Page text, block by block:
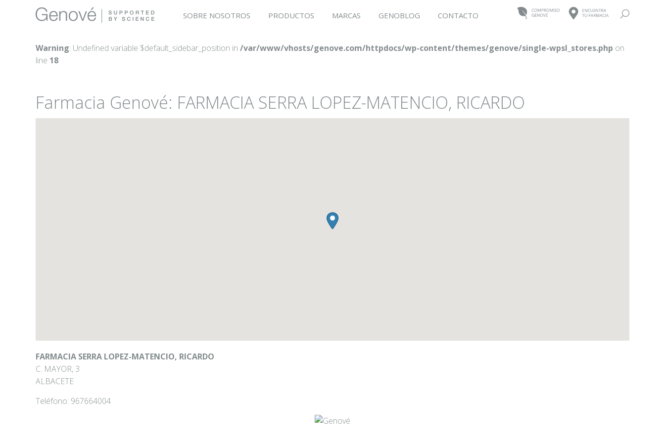
SOBRE NOSOTROS PRODUCTOS MARCAS GENOBLOG CONTACTO Buscar:
Warning: Undefined variable $default_sidebar_position in /var/www/vhosts/genove.com/httpdocs/wp-content/themes/genove/single-wpsl_stores.php on
line 18
Farmacia Genové: FARMACIA SERRA LOPEZ-MATENCIO, RICARDO
FARMACIA SERRA LOPEZ-MATENCIO, RICARDO
C. MAYOR, 3
ALBACETE
Teléfono: 967664004